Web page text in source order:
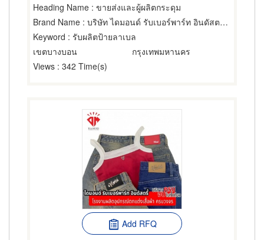
Heading Name : ขายส่งและผู้ผลิตกระดุม
Brand Name : บริษัท ไดมอนด์ รับเบอร์พาร์ท อินดัสตรี้ จำกัด
Keyword : รับผลิตป้ายลาเบล
เขตบางบอน
กรุงเทพมหานคร
Views : 342 Time(s)
Add RFQ